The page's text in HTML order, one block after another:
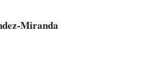
Miranda